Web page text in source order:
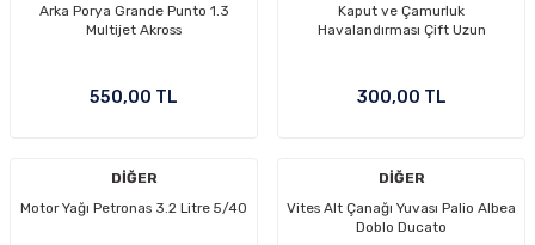
Arka Porya Grande Punto 1.3
Multijet Akross
550,00 TL
Kaput ve Çamurluk
Havalandırması Çift Uzun
300,00 TL
DİĞER
Motor Yağı Petronas 3.2 Litre 5/40
DİĞER
Vites Alt Çanağı Yuvası Palio Albea
Doblo Ducato